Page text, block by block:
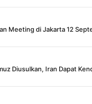
Meeting di Jakarta 12
Diusulkan, Iran Dapat